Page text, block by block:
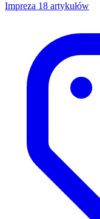
Impreza 18 artykułów